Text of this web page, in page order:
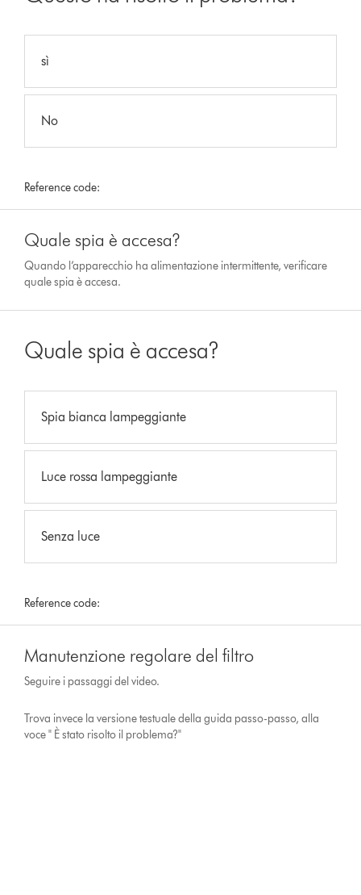
sì
No
Reference code:
Quale spia è accesa?
Quando l’apparecchio ha alimentazione intermittente, verificare
quale spia è accesa.
Quale spia è accesa?
Spia bianca lampeggiante
Luce rossa lampeggiante
Senza luce
Reference code:
Manutenzione regolare del filtro
Seguire i passaggi del video.
Trova invece la versione testuale della guida passo-passo, alla
voce " È stato risolto il problema?"